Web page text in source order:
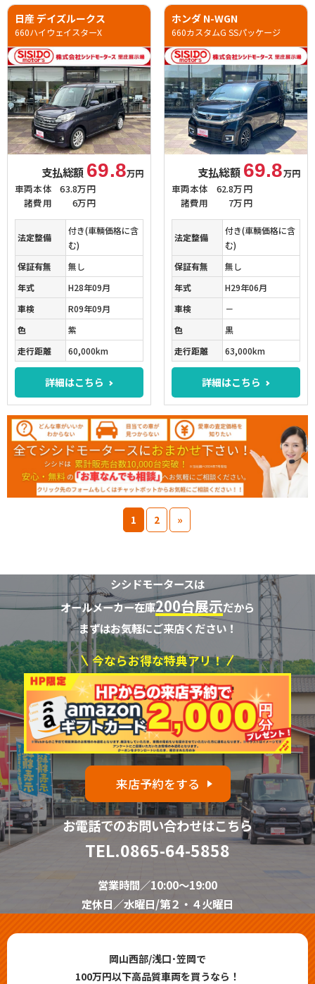
日産 デイズルークス
660ハイウェイスターX
支払総額 69.8万円
車両本体
63.8万円
諸費用
6万円
法定整備
付き(車輌価格に含
む)
保証有無
無し
年式
H28年09月
車検
R09年09月
色
紫
走行距離
60,000km
詳細はこちら
ホンダ N-WGN
660カスタムG SSパッケージ
支払総額 69.8万円
車両本体
62.8万円
諸費用
7万円
法定整備
付き(車輌価格に含
む)
保証有無
無し
年式
H29年06月
車検
－
色
黒
走行距離
63,000km
詳細はこちら
1 2 »
シシドモータースは
オールメーカー在庫200台展示だから
まずはお気軽にご来店ください！
今ならお得な特典アリ！
来店予約をする
お電話でのお問い合わせはこちら
TEL.0865-64-5858
営業時間／10:00～19:00
定休日／水曜日/第２・４火曜日
岡山西部/浅口･笠岡で
100万円以下高品質車両を買うなら！